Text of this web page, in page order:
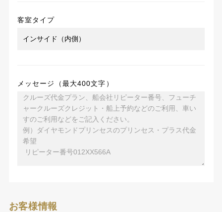
客室タイプ
メッセージ（最大400文字）
お客様情報